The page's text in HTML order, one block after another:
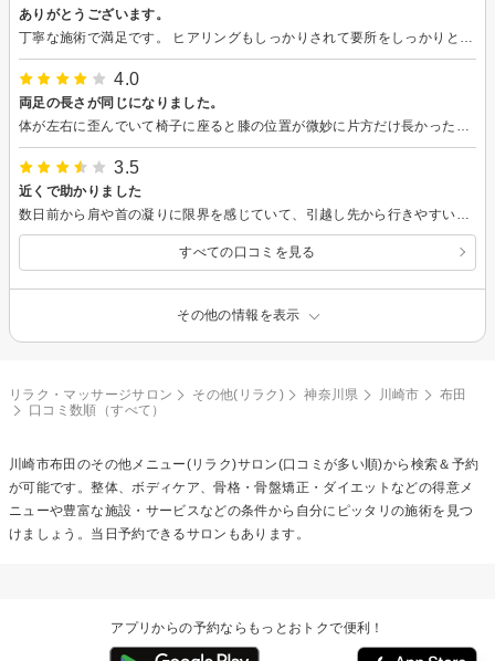
ありがとうございます。
4.0
両足の長さが同じになりました。
3.5
近くで助かりました
すべての口コミを見る
その他の情報を表示
リラク・マッサージサロン その他(リラク) 神奈川県 川崎市
布田
口コミ数順（すべて）
川崎市布田のその他メニュー(リラク)サロン(口コミが多い順)から検索＆予約
が可能です。整体、ボディケア、骨格・骨盤矯正・ダイエットなどの得意メ
ニューや豊富な施設・サービスなどの条件から自分にピッタリの施術を見つ
けましょう。当日予約できるサロンもあります。
アプリからの予約ならもっとおトクで便利！